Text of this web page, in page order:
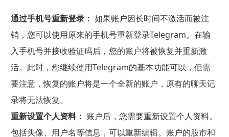
通过手机号重新登录： 如果账户因长时间不激活而被注
销，您可以使用原来的手机号重新登录Telegram。在输
入手机号并接收验证码后，您的账户将被恢复并重新激
活。此时，您继续使用Telegram的基本功能可以，但需
要注意，恢复的账户将是一个全新的账户，原有的聊天记
录将无法恢复。
重新设置个人资料： 账户后，您需要重新设置个人资料。
包括头像、用户名等信息，可以重新编辑。账户的股市和